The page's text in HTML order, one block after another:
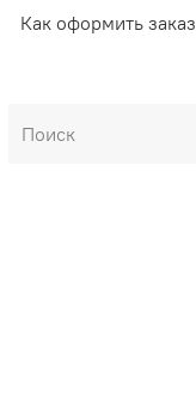
Как оформить заказ